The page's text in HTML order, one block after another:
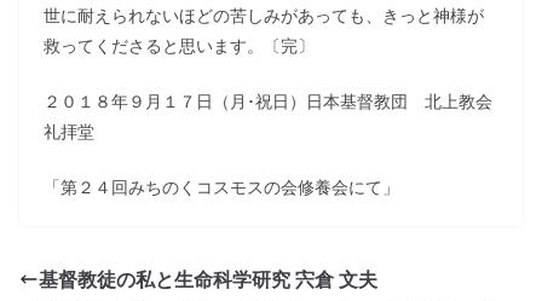
世に耐えられないほどの苦しみがあっても、きっと神様が
救ってくださると思います。〔完〕
２０１８年９月１７日（月･祝日）日本基督教団 北上教会
礼拝堂
「第２４回みちのくコスモスの会修養会にて」
基督教徒の私と生命科学研究 宍倉 文夫